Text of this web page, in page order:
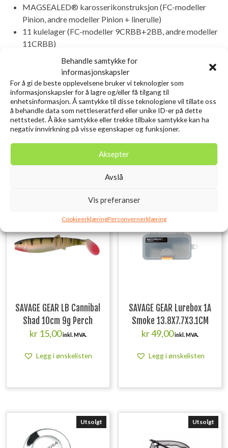
Behandle samtykke for
informasjonskapsler
For å gi de beste opplevelsene bruker vi teknologier som
informasjonskapsler for å lagre og/eller få tilgang til
enhetsinformasjon. Å samtykke til disse teknologiene vil tillate oss
å behandle data som nettleseratferd eller unike ID-er på dette
nettstedet. Å ikke samtykke eller trekke tilbake samtykke kan ha
negativ innvirkning på visse egenskaper og funksjoner.
Aksepter
Avslå
Vis preferanser
CookieerklæringPersonvernerklæring
MAGSEALED® karosserikonstruksjon (FC-modeller
Pinion, andre modeller Pinion + linerulle)
11 kulelager (FC-modeller 9CRBB+2BB, andre modeller
11CRBB)
Maskinskåret i aluminium TOUGH DIGIGEAR®
ATD™ drasystem
Infinite Anti-Reverse®
CNC kuttet aluminiumshåndtak
Hi-Grip håndtaksknott
Ett stykke AIR BAIL®
Laget i Japan
Relaterte produkter
Utsolgt
SAVAGE GEAR LB Cannibal
Shad 10cm 9g Perch
kr15,00inkl. MVA.
Legg i ønskelisten
SAVAGE GEAR Lurebox 1A
Smoke 13.8X7.7X3.1CM
kr49,00inkl. MVA.
Legg i ønskelisten
Utsolgt Utsolgt